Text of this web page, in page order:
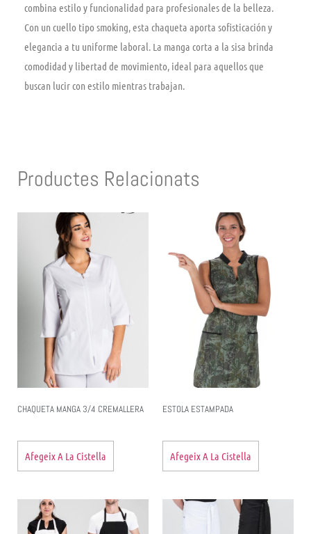
combina estilo y funcionalidad para profesionales de la belleza.
Con un cuello tipo smoking, esta chaqueta aporta sofisticación y
elegancia a tu uniforme laboral. La manga corta a la sisa brinda
comodidad y libertad de movimiento, ideal para aquellos que
buscan lucir con estilo mientras trabajan.
Productes Relacionats
CHAQUETA MANGA 3/4 CREMALLERA
Afegeix A La Cistella
ESTOLA ESTAMPADA
Afegeix A La Cistella